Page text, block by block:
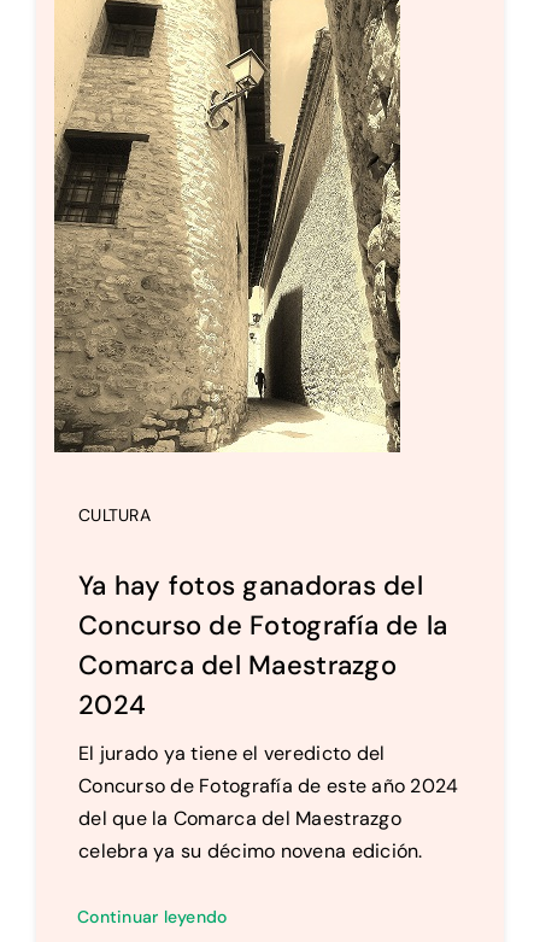
Setas
Contacto
CULTURA
Ya hay fotos ganadoras del
Concurso de Fotografía de la
Comarca del Maestrazgo
2024
El jurado ya tiene el veredicto del
Concurso de Fotografía de este año 2024
del que la Comarca del Maestrazgo
celebra ya su décimo novena edición.
Continuar leyendo